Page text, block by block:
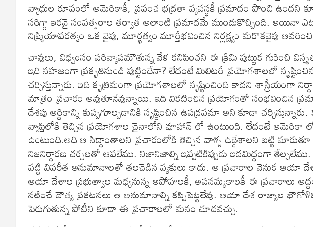
వ్యాధుల రూపంలో అమెరికాకీ, ప్రపంచ భద్రతా వ్యవస్థకీ ప్రమాదం పొంచి ఉందని
సరిగ్గా ఇరవై సంవత్సరాల తర్వాత అలాంటి ప్రమాదమే ముందుకొచ్చింది. అయినా
నిష్క్రియాపరత్వం ఒక వైపు, మూర్ఖత్వం మూర్తీభవించిన నిర్లక్ష్యం మరొకవైపు
చావులు, విధ్వంసం పరివ్యాప్తమౌతున్న వేళ కనిపించని ఈ క్రిమి పుట్టుక గురించి
ఇది సహజంగా ప్రకృతినుండి పుట్టిందేనా? లేదంటే మిలిటరీ ప్రయోగశాలలో
చర్చిస్తున్నారు. ఇది కృత్రిమంగా ప్రయోగశాలలో సృష్టించింది కాదని శాస్త్రీయంగా
మాత్రం ప్రచారం అవుతూనేవున్నాయి. ఇది వికటించిన ప్రయోగంతో సంభవించిన
దేశపు ఆర్ధికాన్ని కుప్పగూల్చడానికి సృష్టించిన ఉపద్రవమా అని కూడా
వ్యాప్తిలోకి తెచ్చిన ప్రయోగశాల చైనాలోని వూహాన్ లో ఉంటుంది. లేదంటే అమెరికా
ఉంటుంది.అది ఆ సిద్ధాంతాలని ప్రచారంలోకి తెచ్చిన వాళ్ళ ఉద్దేశాలని బట్టి
నిజనిర్ధారణ చర్చలతో ఆపలేము. నిజానిజాల్ని ఇప్పటికిప్పుడు ఇదమిద్ధంగా తేల్చలేము.
వట్టి విపరీత అనుమానాలతో తలచెడిన వ్యక్తులు కాదు. ఆ ప్రచారాల వెనుక ఆయా
ఆయా దేశాల ప్రభుత్వాల మధ్యనున్న అపోహలకీ, అపనమ్మకాలకీ ఈ ప్రచారాలు
నటించే దౌత్య ప్రకటనలు ఆ అనుమానాల్ని కప్పిపెట్టలేవు. ఆయా దేశ రాజ్యాల
పెరుగుతున్న పోటీని కూడా ఈ ప్రచారాలలో మనం చూడవచ్చు.